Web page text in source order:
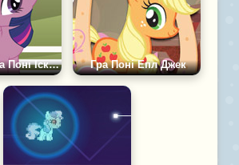
Гра Одягалка Поні Іскорки Гра Поні Епл Джек